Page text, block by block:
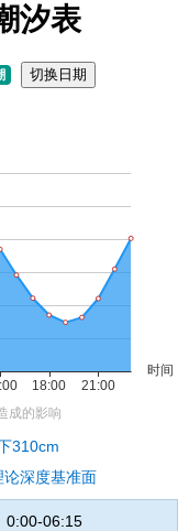
汐表
切换日期
310cm
论深度基准面
0:00-06:15